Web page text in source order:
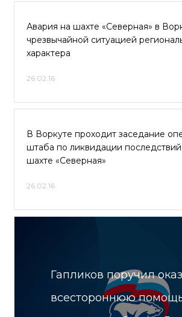
Авария на шахте «Северная» в
чрезвычайной ситуацией
характера
26.02.16
В Воркуте проходит заседание
штаба по ликвидации
шахте «Северная»
26.02.16
Гапликов поручил
всестороннюю